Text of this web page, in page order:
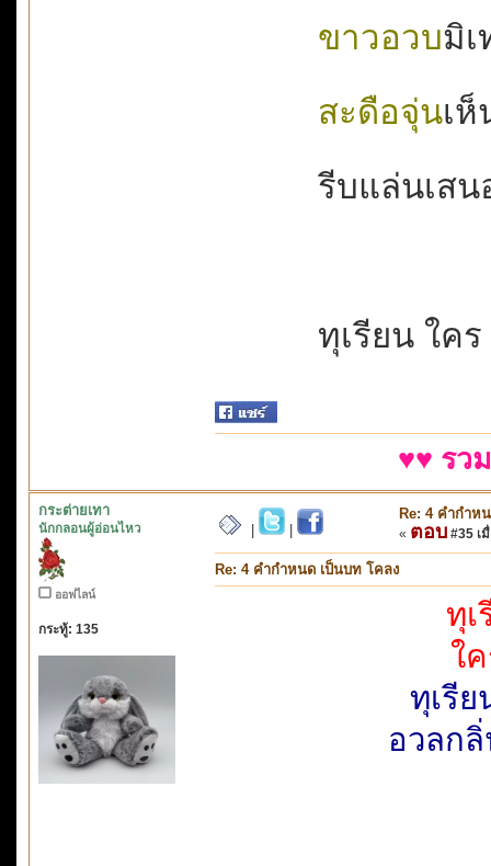
ขาวอวบมิเ
สะดือจุ่นเ
รีบแล่นเส
ทุเรียน ใค
♥♥ รว
กระต่ายเทา
นักกลอนผู้อ่อนไหว
ออฟไลน์
กระทู้: 135
Re: 4 คำกำห
« ตอบ #35 เ
Re: 4 คำกำหนด เป็นบท โคลง
ทุเ
ใ
ทุเรี
อวลก